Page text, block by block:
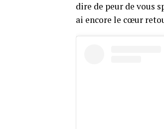
dire de peur de vous
ai encore le cœur